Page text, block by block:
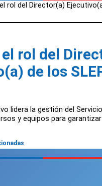
rol del Director(a)
el rol del
de los
lidera la gestión del
y equipos para